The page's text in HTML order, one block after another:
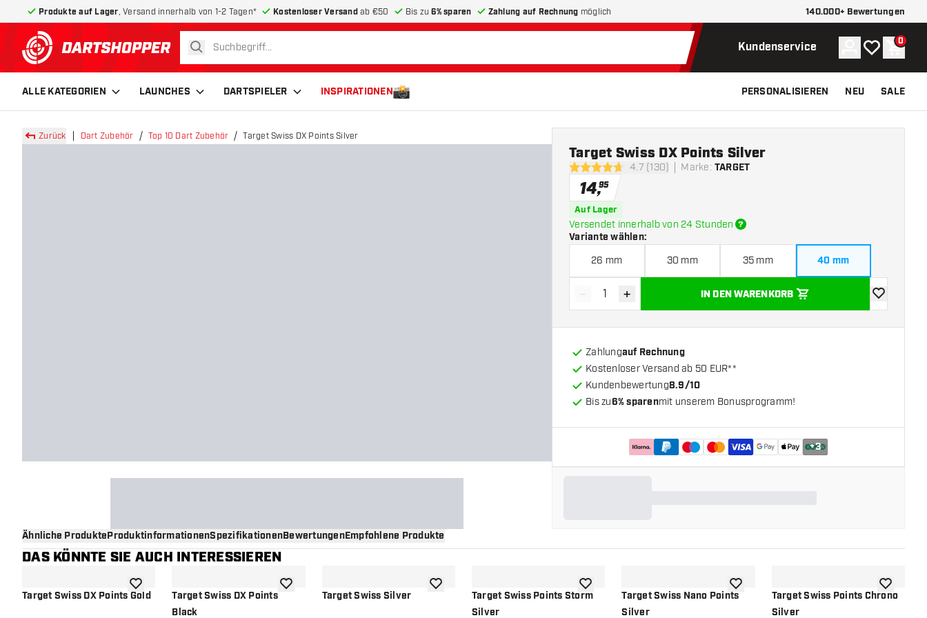
Produkte auf Lager , Versand innerhalb von 1-2 Tagen* Kostenloser Versandab €50 Bis zu6% sparen Zahlung auf Rechnung möglich 140.000+ Bewertungen
zurück zur Startseite
suchen Kundenservice Konto
Meine 0
ALLE KATEGORIEN LAUNCHES DARTSPIELER INSPIRATIONEN PERSONALISIEREN NEU SALE
Zurück Dart Zubehör Top 10 Dart Zubehör Target Swiss DX Points Silver
4.7 Bewertungssterne
4.7 (130) Marke: TARGET
Target Swiss DX Points Silver
14,95
Auf Lager
Versendet innerhalb von 24 Stunden
Variante wählen:
26 mm 30 mm 35 mm 40 mm
Menge verringern
- Menge erhöhen
+ IN DEN WARENKORB
Zur
Zahlungauf Rechnung
Kostenloser Versand ab 50 EUR**
Kundenbewertung8.9/10
Bis zu6% sparenmit unserem Bonusprogramm!
+3
Ähnliche ProdukteProduktinformationenSpezifikationenBewertungenEmpfohlene Produkte
DAS KÖNNTE SIE AUCH INTERESSIEREN
Target Swiss DX Points GoldZur Wunschliste hinzufügen
Target Swiss DX Points
Black
Zur Wunschliste hinzufügen
Target Swiss Silver Zur Wunschliste hinzufügen
Target Swiss Points Storm
Silver
Zur Wunschliste hinzufügen
Target Swiss Nano Points
Silver
Zur Wunschliste hinzufügen
Target Swiss Points Chrono
Silver
Zur